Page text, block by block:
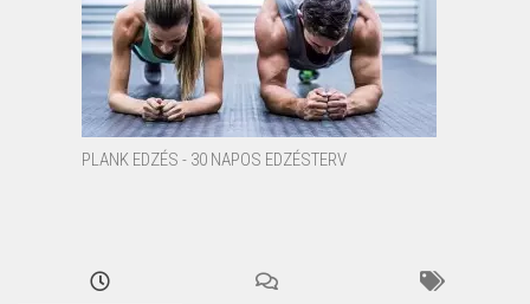
PLANK EDZÉS - 30 NAPOS EDZÉSTERV